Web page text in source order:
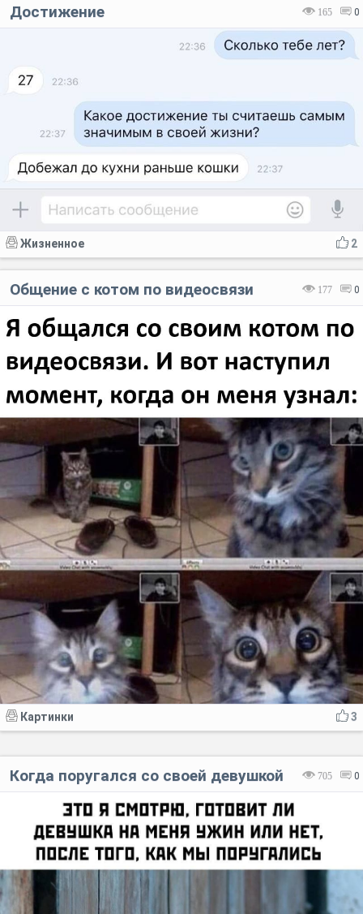
165 0
Достижение
2
Жизненное
177 0
Общение с котом по видеосвязи
3
Картинки
705 0
Когда поругался со своей девушкой